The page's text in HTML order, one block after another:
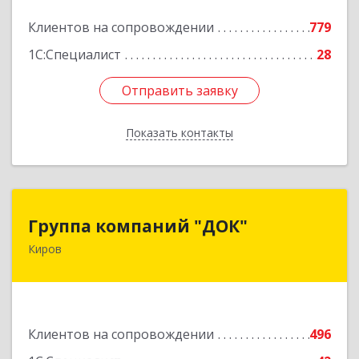
Клиентов на сопровождении
779
1С:Специалист
28
Отправить заявку
Показать контакты
Отправить заявку
Назад
Группа компаний "ДОК"
Киров
Клиентов на сопровождении
496
Группа компаний "ДОК"
610017, Кировская обл, Киров г, Горького ул,